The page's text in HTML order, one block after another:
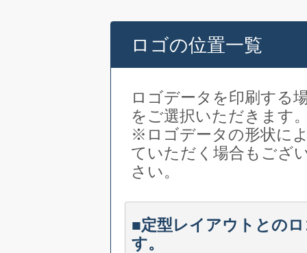
ロゴの位置一覧
ロゴデータを印刷する
をご選択いただきます
※ロゴデータの形状に
ていただく場合もござ
さい。
■定型レイアウトとの
す。